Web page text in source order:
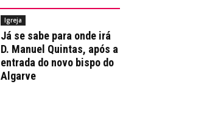
Igreja
Já se sabe para onde irá
D. Manuel Quintas, após a
entrada do novo bispo do
Algarve